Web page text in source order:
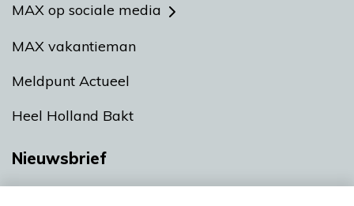
MAX op sociale media
MAX vakantieman
Meldpunt Actueel
Heel Holland Bakt
Nieuwsbrief